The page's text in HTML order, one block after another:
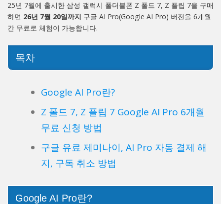
25년 7월에 출시한 삼성 갤럭시 폴더블폰 Z 폴드 7, Z 플립 7을 구매
하면 26년 7월 20일까지 구글 AI Pro(Google AI Pro) 버전을 6개월
간 무료로 체험이 가능합니다.
목차
Google AI Pro란?
Z 폴드 7, Z 플립 7 Google AI Pro 6개월
무료 신청 방법
구글 유료 제미나이, AI Pro 자동 결제 해
지, 구독 취소 방법
Google AI Pro란?